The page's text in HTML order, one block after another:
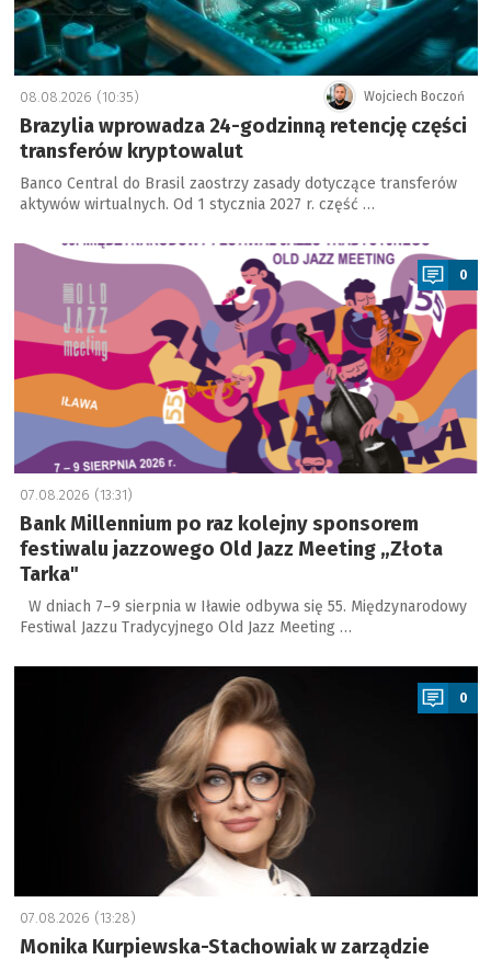
Wojciech Boczoń
08.08.2026 (10:35)
Brazylia wprowadza 24-godzinną retencję części
transferów kryptowalut
Banco Central do Brasil zaostrzy zasady dotyczące transferów
aktywów wirtualnych. Od 1 stycznia 2027 r. część …
a
0
07.08.2026 (13:31)
Bank Millennium po raz kolejny sponsorem
festiwalu jazzowego Old Jazz Meeting „Złota
Tarka"
W dniach 7–9 sierpnia w Iławie odbywa się 55. Międzynarodowy
Festiwal Jazzu Tradycyjnego Old Jazz Meeting …
a
0
07.08.2026 (13:28)
Monika Kurpiewska-Stachowiak w zarządzie